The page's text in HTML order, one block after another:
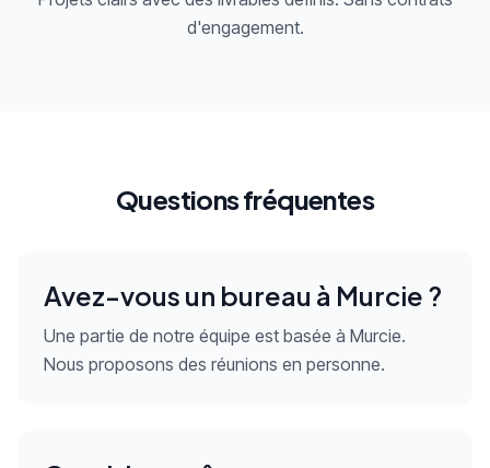
d'engagement.
Questions fréquentes
Avez-vous un bureau à Murcie ?
Une partie de notre équipe est basée à Murcie.
Nous proposons des réunions en personne.